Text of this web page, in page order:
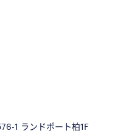
1 ランドポート柏1F